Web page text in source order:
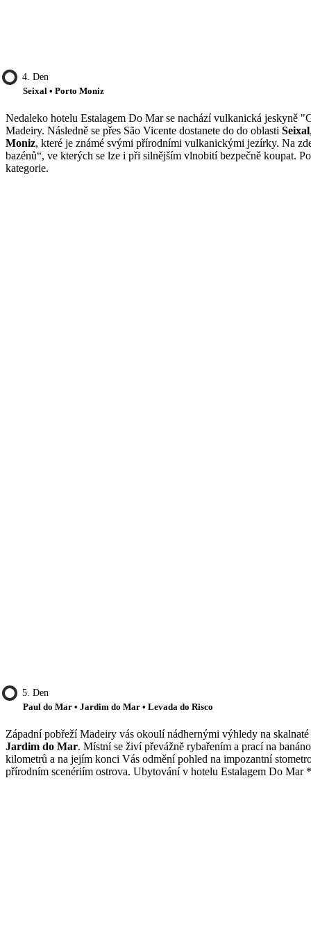
4. Den
Seixal • Porto Moniz
Nedaleko hotelu Estalagem Do Mar se nachází vulkanická jeskyně
Madeiry. Následně se přes São Vicente dostanete do do oblasti Seixal
Moniz, které je známé svými přírodními vulkanickými jezírky. Na
bazénů“, ve kterých se lze i při silnějším vlnobití bezpečně koupat.
kategorie.
5. Den
Paul do Mar • Jardim do Mar • Levada do Risco
Západní pobřeží Madeiry vás okoulí nádhernými výhledy na
Jardim do Mar. Místní se živí převážně rybařením a prací na
kilometrů a na jejím konci Vás odmění pohled na impozantní
přírodním scenériím ostrova. Ubytování v hotelu Estalagem Do Mar